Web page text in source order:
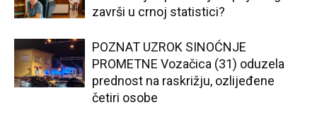
završi u crnoj statistici?
POZNAT UZROK SINOĆNJE
PROMETNE Vozačica (31) oduzela
prednost na raskrižju, ozlijeđene
četiri osobe